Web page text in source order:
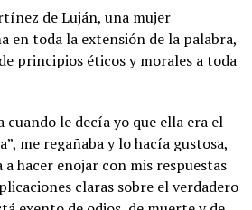
de Luján, una mujer
en toda la extensión de la palabra,
principios éticos y morales a toda
cuando le decía yo que ella era el
me regañaba y lo hacía gustosa,
a hacer enojar con mis respuestas
claras sobre el verdadero